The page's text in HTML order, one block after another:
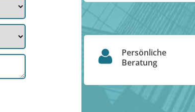
Persönliche
Beratung